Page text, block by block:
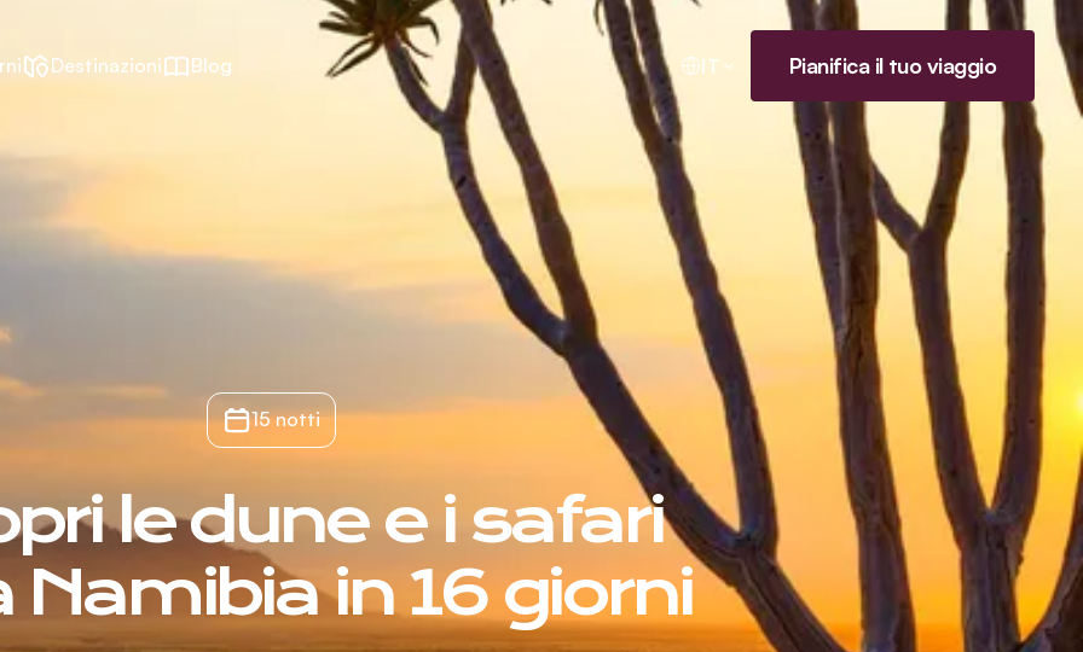
Destinazioni Blog IT Pianifica il tuo viaggio
15 notti
le dune e i safari
Namibia in 16 giorni